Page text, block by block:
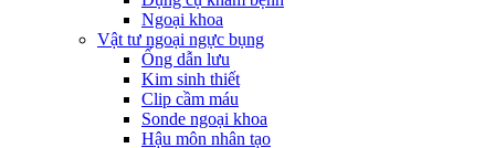
Ngoại khoa
Vật tư ngoại ngực bụng
Ống dẫn lưu
Kim sinh thiết
Clip cầm máu
Sonde ngoại khoa
Hậu môn nhân tạo